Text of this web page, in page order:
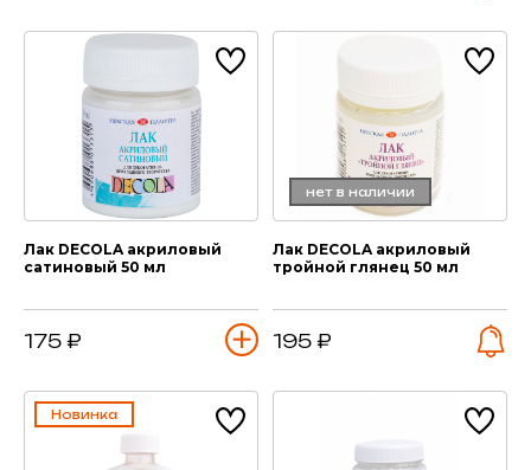
Лак DECOLA акриловый
сатиновый 50 мл
175 ₽
нет в наличии
Лак DECOLA акриловый
тройной глянец 50 мл
195 ₽
Новинка